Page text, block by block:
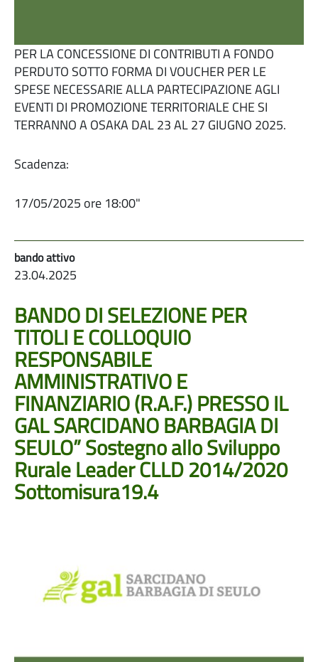
PER LA CONCESSIONE DI CONTRIBUTI A FONDO
PERDUTO SOTTO FORMA DI VOUCHER PER LE
SPESE NECESSARIE ALLA PARTECIPAZIONE AGLI
EVENTI DI PROMOZIONE TERRITORIALE CHE SI
TERRANNO A OSAKA DAL 23 AL 27 GIUGNO 2025.
Scadenza:
17/05/2025 ore 18:00"
23.04.2025
BANDO DI SELEZIONE PER
TITOLI E COLLOQUIO
RESPONSABILE
AMMINISTRATIVO E
FINANZIARIO (R.A.F.) PRESSO IL
GAL SARCIDANO BARBAGIA DI
SEULO” Sostegno allo Sviluppo
Rurale Leader CLLD 2014/2020
Sottomisura19.4